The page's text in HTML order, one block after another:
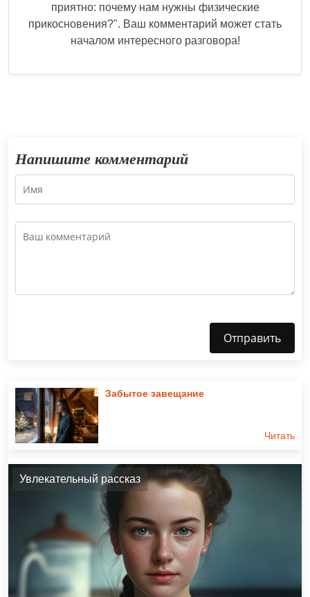
приятно: почему нам нужны физические
прикосновения?". Ваш комментарий может стать
началом интересного разговора!
Напишите комментарий
Отправить
Забытое завещание
Читать
Увлекательный рассказ